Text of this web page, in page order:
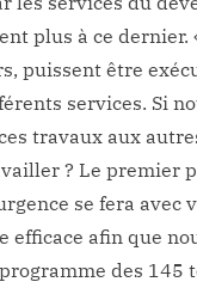
plus à ce dernier.
puissent être
services. Si
travaux aux
? Le premier
se fera avec
efficace afin que
des 145